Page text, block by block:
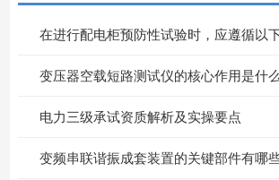
在进行配电柜预防性试验时，应遵循以
变压器空载短路测试仪的核心作用是什
电力三级承试资质解析及实操要点
变频串联谐振成套装置的关键部件有哪